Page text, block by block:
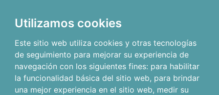
Utilizamos cookies
Este sitio web utiliza cookies y otras tecnologías
de seguimiento para mejorar su experiencia de
navegación con los siguientes fines: para habilitar
la funcionalidad básica del sitio web, para brindar
una mejor experiencia en el sitio web, medir su